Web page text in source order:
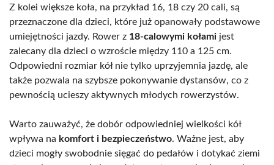
Z kolei większe koła, na przykład 16, 18 czy 20 cali, są
przeznaczone dla dzieci, które już opanowały podstawowe
umiejętności jazdy. Rower z 18-calowymi kołami jest
zalecany dla dzieci o wzroście między 110 a 125 cm.
Odpowiedni rozmiar kół nie tylko uprzyjemnia jazdę, ale
także pozwala na szybsze pokonywanie dystansów, co z
pewnością ucieszy aktywnych młodych rowerzystów.
Warto zauważyć, że dobór odpowiedniej wielkości kół
wpływa na komfort i bezpieczeństwo. Ważne jest, aby
dzieci mogły swobodnie sięgać do pedałów i dotykać ziemi